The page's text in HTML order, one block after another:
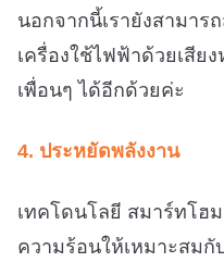
นอกจากนี้เรายังสามาร
เครื่องใช้ไฟฟ้าด้วยเสี
เพื่อนๆ ได้อีกด้วยค่ะ
4. ประหยัดพลังงาน
เทคโดนโลยี สมาร์ทโฮ
ความร้อนให้เหมาะสม